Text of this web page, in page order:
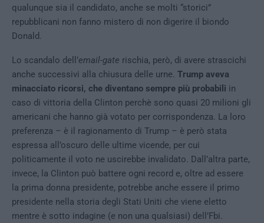
qualunque sia il candidato, anche se molti “storici”
repubblicani non fanno mistero di non digerire il biondo
Donald.
Lo scandalo dell’email-gate rischia, però, di avere strascichi
anche successivi alla chiusura delle urne. Trump aveva
minacciato ricorsi, che diventano sempre più probabili in
caso di vittoria della Clinton perchè sono quasi 20 milioni gli
americani che hanno già votato per corrispondenza. La loro
preferenza – è il ragionamento di Trump – è però stata
espressa all’oscuro delle ultime vicende, per cui
politicamente il voto ne uscirebbe invalidato. Dall’altra parte,
invece, la Clinton può battere ogni record e, oltre ad essere
la prima donna presidente, potrebbe anche essere il primo
presidente nella storia degli Stati Uniti che viene eletto
mentre è sotto indagine (e non una qualsiasi) dell’Fbi.